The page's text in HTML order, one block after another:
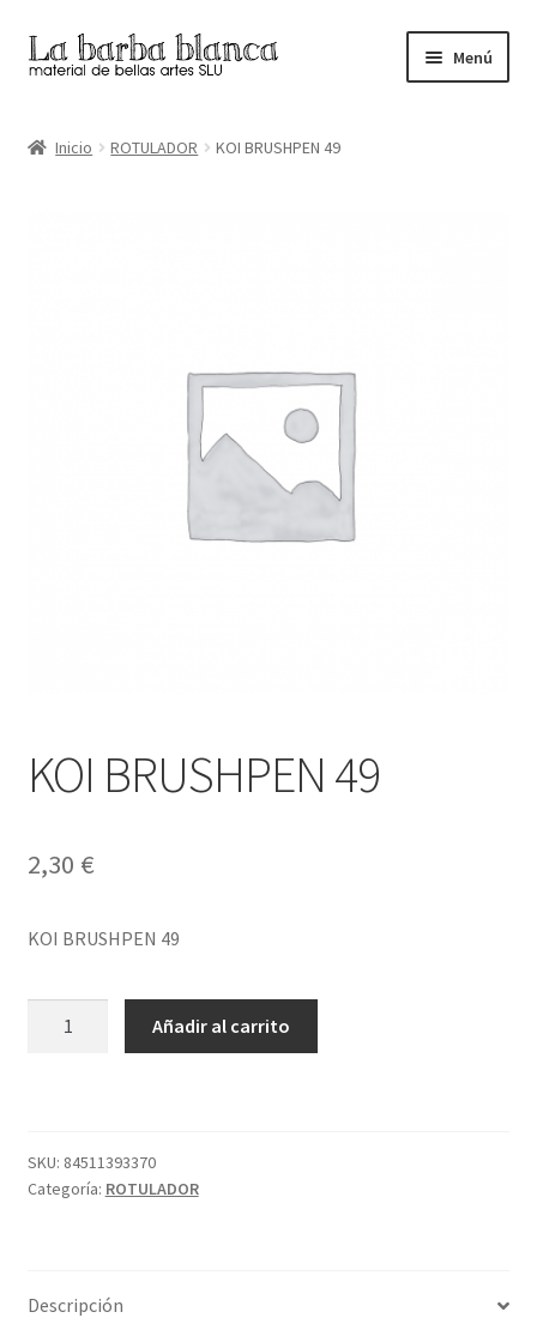
Ir
a
navegación
Ir
al
Menú
Inicio ROTULADOR KOI BRUSHPEN 49
KOI BRUSHPEN 49
2,30 €
KOI BRUSHPEN 49
Añadir al carrito
SKU: 84511393370
Categoría: ROTULADOR
Descripción